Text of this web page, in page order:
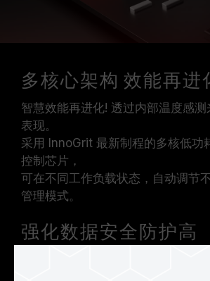
多核心架构 效能再进
智慧效能再进化! 透过内部温度感
表现。
采用 InnoGrit 最新制程的多核低功
控制芯片，
可在不同工作负载状态，自动调节
管理模式。
强化数据安全防护高